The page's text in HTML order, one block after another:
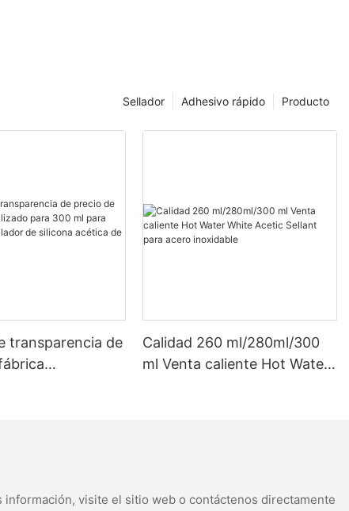
Producto
Adhesivo rápido
Sellador
transparencia de
Calidad 260 ml/280ml/300
ml Venta caliente Hot Water
visite el sitio web o contáctenos directamente